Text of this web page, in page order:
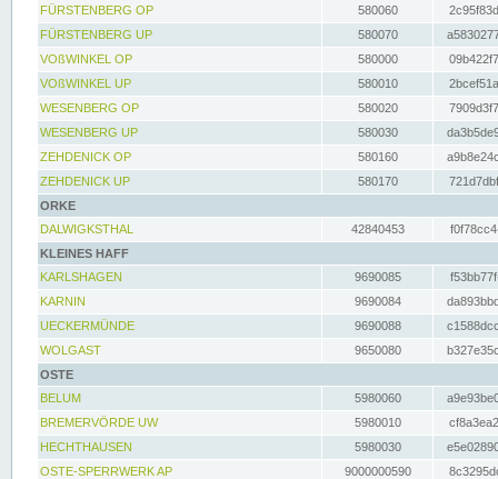
FÜRSTENBERG OP
580060
FÜRSTENBERG UP
580070
VOßWINKEL OP
580000
VOßWINKEL UP
580010
WESENBERG OP
580020
WESENBERG UP
580030
ZEHDENICK OP
580160
ZEHDENICK UP
580170
ORKE
DALWIGKSTHAL
42840453
KLEINES HAFF
KARLSHAGEN
9690085
KARNIN
9690084
UECKERMÜNDE
9690088
WOLGAST
9650080
OSTE
BELUM
5980060
BREMERVÖRDE UW
5980010
HECHTHAUSEN
5980030
OSTE-SPERRWERK AP
9000000590